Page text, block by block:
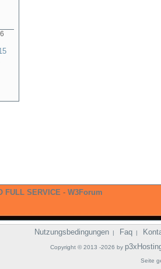
FULL SERVICE - W3Forum
Nutzungsbedingungen | Faq |
Copyright © 2013 -2026 by
Seite